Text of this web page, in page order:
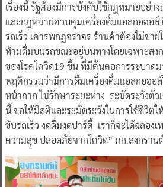
เรื่องนี้ รัฐต้องมีการบังคับใช้กฎหมายอย่า
และกฎหมายควบคุมเครื่องดื่มแอลกอฮอล์
รถเร็ว เคารพกฎจราจร ร้านค้าต้องไม่ขา
ห้ามดื่มบนรถขณะอยู่บนทางโดยเฉพาะสง
ของโรคโควิด19 ขึ้น ที่มีต้นตอการระบาด
พฤติกรรมว่ามีการดื่มเครื่องดื่มแอลกอฮอ
หน้ากาก ไม่รักษาระยะห่าง ระมัดระวังตัว
นี้ ขอให้มีสติและระมัดระวังในการใช้ชีวิต
ขับรถเร็ว งดดื่มงดปาร์ตี้ เราก็จะได้ฉลอง
ความสุข ปลอดภัยจากโควิด” ภก.สงกราน